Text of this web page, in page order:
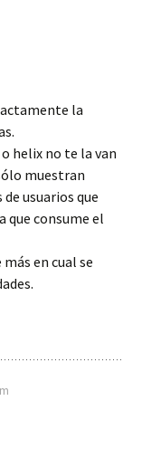
la
helix no te la van
muestran
usuarios que
que consume el
en cual se